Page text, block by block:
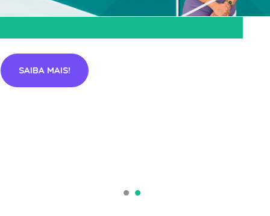
SAIBA MAIS!